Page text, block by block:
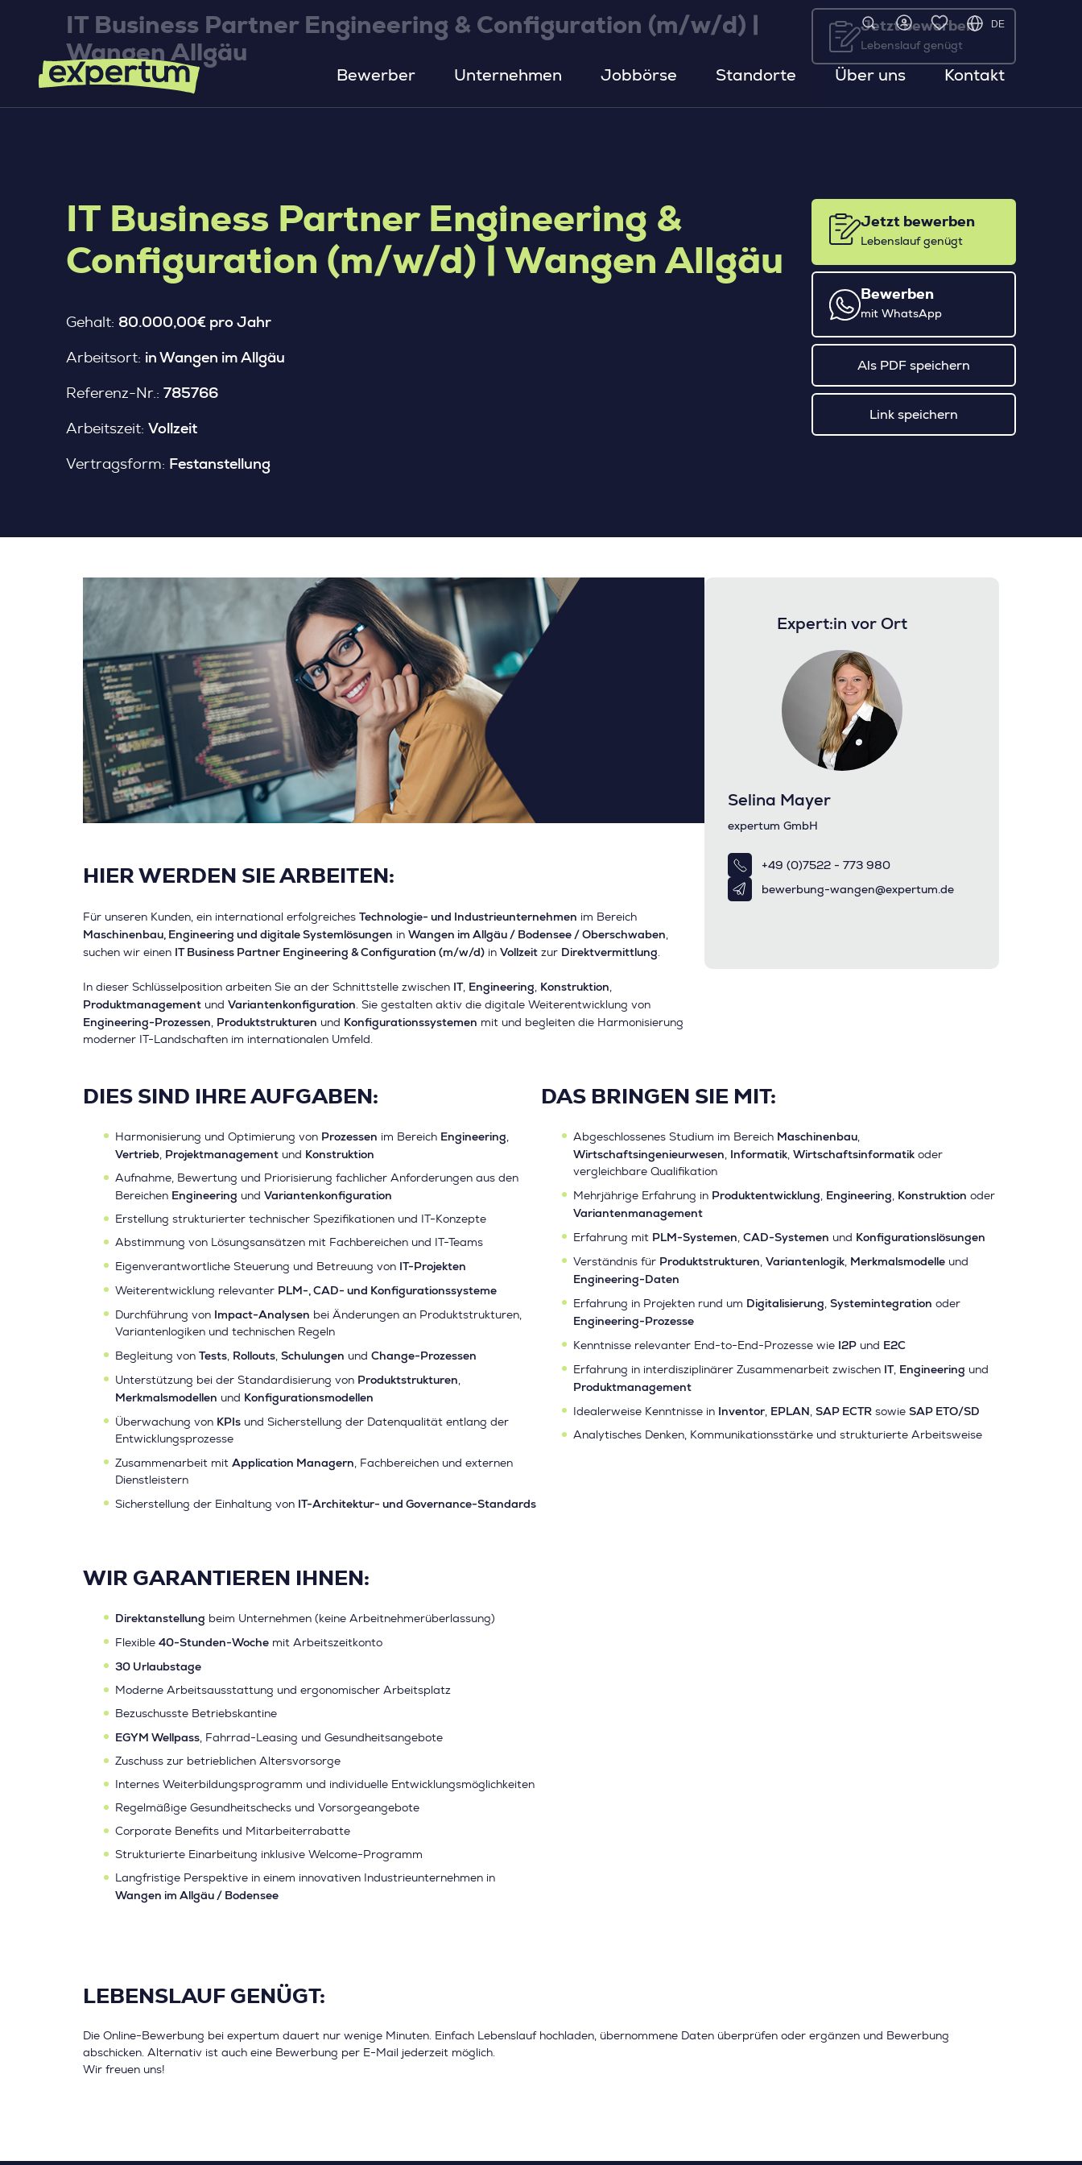
DE
Bewerber Unternehmen Jobbörse Standorte Über uns Kontakt
IT Business Partner Engineering & Configuration (m/w/d) |
Wangen Allgäu
Jetzt bewerben
Lebenslauf genügt
IT Business Partner Engineering &
Configuration (m/w/d) | Wangen Allgäu
Gehalt: 80.000,00€ pro Jahr
Arbeitsort: in Wangen im Allgäu
Referenz-Nr.: 785766
Arbeitszeit: Vollzeit
Vertragsform: Festanstellung
Jetzt bewerben
Lebenslauf genügt
Bewerben
mit WhatsApp
Als PDF speichern
Link speichern
HIER WERDEN SIE ARBEITEN:
Für unseren Kunden, ein international erfolgreiches Technologie- und Industrieunternehmen im Bereich
Maschinenbau, Engineering und digitale Systemlösungen in Wangen im Allgäu / Bodensee / Oberschwaben,
suchen wir einen IT Business Partner Engineering & Configuration (m/w/d) in Vollzeit zur Direktvermittlung.
In dieser Schlüsselposition arbeiten Sie an der Schnittstelle zwischen IT, Engineering, Konstruktion,
Produktmanagement und Variantenkonfiguration. Sie gestalten aktiv die digitale Weiterentwicklung von
Engineering-Prozessen, Produktstrukturen und Konfigurationssystemen mit und begleiten die Harmonisierung
moderner IT-Landschaften im internationalen Umfeld.
Expert:in vor Ort
Selina Mayer
expertum GmbH
+49 (0)7522 - 773 980
bewerbung-wangen@expertum.de
DIES SIND IHRE AUFGABEN:
Harmonisierung und Optimierung von Prozessen im Bereich Engineering,
Vertrieb, Projektmanagement und Konstruktion
Aufnahme, Bewertung und Priorisierung fachlicher Anforderungen aus den
Bereichen Engineering und Variantenkonfiguration
Erstellung strukturierter technischer Spezifikationen und IT-Konzepte
Abstimmung von Lösungsansätzen mit Fachbereichen und IT-Teams
Eigenverantwortliche Steuerung und Betreuung von IT-Projekten
Weiterentwicklung relevanter PLM-, CAD- und Konfigurationssysteme
Durchführung von Impact-Analysen bei Änderungen an Produktstrukturen,
Variantenlogiken und technischen Regeln
Begleitung von Tests, Rollouts, Schulungen und Change-Prozessen
Unterstützung bei der Standardisierung von Produktstrukturen,
Merkmalsmodellen und Konfigurationsmodellen
Überwachung von KPIs und Sicherstellung der Datenqualität entlang der
Entwicklungsprozesse
Zusammenarbeit mit Application Managern, Fachbereichen und externen
Dienstleistern
Sicherstellung der Einhaltung von IT-Architektur- und Governance-Standards
DAS BRINGEN SIE MIT:
Abgeschlossenes Studium im Bereich Maschinenbau,
Wirtschaftsingenieurwesen, Informatik, Wirtschaftsinformatik oder
vergleichbare Qualifikation
Mehrjährige Erfahrung in Produktentwicklung, Engineering, Konstruktion oder
Variantenmanagement
Erfahrung mit PLM-Systemen, CAD-Systemen und Konfigurationslösungen
Verständnis für Produktstrukturen, Variantenlogik, Merkmalsmodelle und
Engineering-Daten
Erfahrung in Projekten rund um Digitalisierung, Systemintegration oder
Engineering-Prozesse
Kenntnisse relevanter End-to-End-Prozesse wie I2P und E2C
Erfahrung in interdisziplinärer Zusammenarbeit zwischen IT, Engineering und
Produktmanagement
Idealerweise Kenntnisse in Inventor, EPLAN, SAP ECTR sowie SAP ETO/SD
Analytisches Denken, Kommunikationsstärke und strukturierte Arbeitsweise
WIR GARANTIEREN IHNEN:
Direktanstellung beim Unternehmen (keine Arbeitnehmerüberlassung)
Flexible 40-Stunden-Woche mit Arbeitszeitkonto
30 Urlaubstage
Moderne Arbeitsausstattung und ergonomischer Arbeitsplatz
Bezuschusste Betriebskantine
EGYM Wellpass, Fahrrad-Leasing und Gesundheitsangebote
Zuschuss zur betrieblichen Altersvorsorge
Internes Weiterbildungsprogramm und individuelle Entwicklungsmöglichkeiten
Regelmäßige Gesundheitschecks und Vorsorgeangebote
Corporate Benefits und Mitarbeiterrabatte
Strukturierte Einarbeitung inklusive Welcome-Programm
Langfristige Perspektive in einem innovativen Industrieunternehmen in
Wangen im Allgäu / Bodensee
LEBENSLAUF GENÜGT:
Die Online-Bewerbung bei expertum dauert nur wenige Minuten. Einfach Lebenslauf hochladen, übernommene Daten überprüfen oder ergänzen und Bewerbung
abschicken. Alternativ ist auch eine Bewerbung per E-Mail jederzeit möglich.
Wir freuen uns!